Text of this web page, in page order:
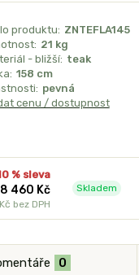
produktu: ZNTEFLA145
21 kg
- bližší: teak
158 cm
pevná
cenu / dostupnost
% sleva
8 460 Kč
bez DPH
Skladem
0